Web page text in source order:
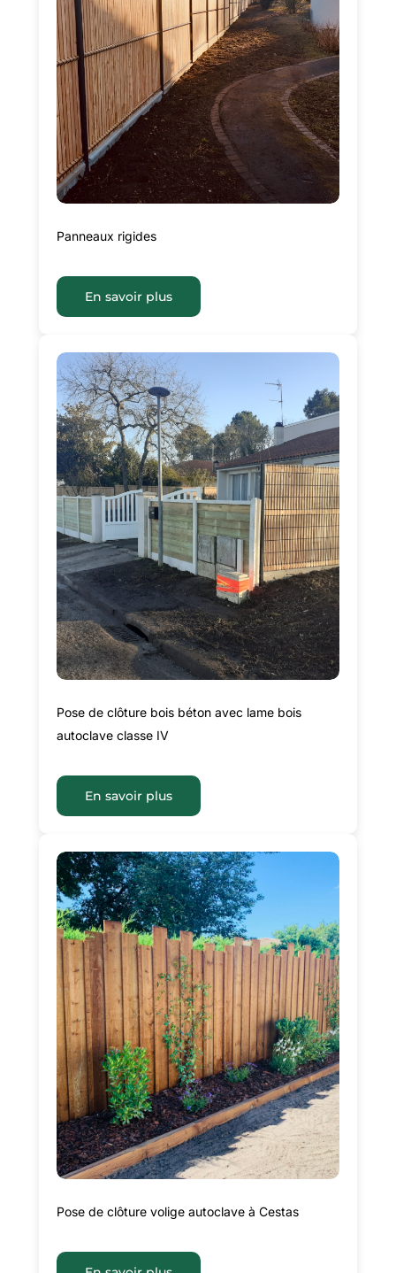
Panneaux rigides
En savoir plus
Pose de clôture bois béton avec lame bois
autoclave classe IV
En savoir plus
Pose de clôture volige autoclave à Cestas